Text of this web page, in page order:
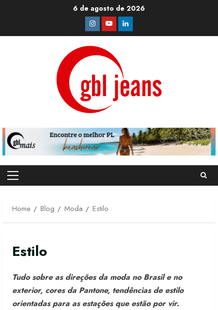
6 de agosto de 2026
Instagram
YoutubeLinkedin
Primary
Home
Blog Moda Estilo
Estilo
Tudo sobre as direções da moda no Brasil e no
exterior, cores da Pantone, tendências de estilo
orientadas para as estações que estão por vir.